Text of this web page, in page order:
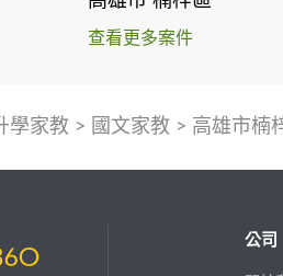
查看更多案件
學家教> 國文家教> 高雄市楠
公司